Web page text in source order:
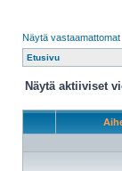
Näytä
Etusivu
Näytä aktiiviset